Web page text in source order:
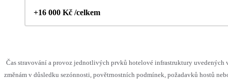
+16 000 Kč /celkem
Čas stravování a provoz jednotlivých prvků hotelové infrastruktury uvedených
změnám v důsledku sezónnosti, povětrnostních podmínek, požadavků hostů